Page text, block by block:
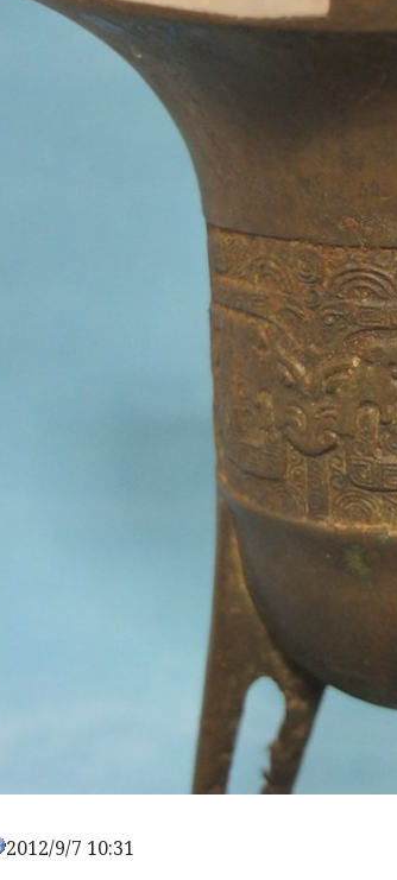
2012/9/7 10:31